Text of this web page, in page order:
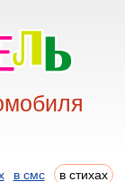
в смс в стихах